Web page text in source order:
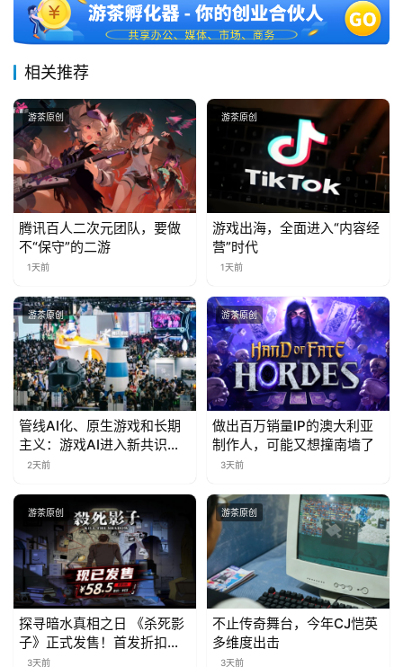
中
国
相关推荐
游茶原创
腾讯百人二次元团队，要做
不“保守”的二游
1天前
游茶原创
游戏出海，全面进入“内容经
营”时代
1天前
游茶原创
管线AI化、原生游戏和长期
主义：游戏AI进入新共识时
代2天前
游茶原创
做出百万销量IP的澳大利亚
制作人，可能又想撞南墙了
3天前
游茶原创
探寻暗水真相之日 《杀死影
子》正式发售！首发折扣限
时开启中
3天前
游茶原创
不止传奇舞台，今年CJ恺英
多维度出击
3天前